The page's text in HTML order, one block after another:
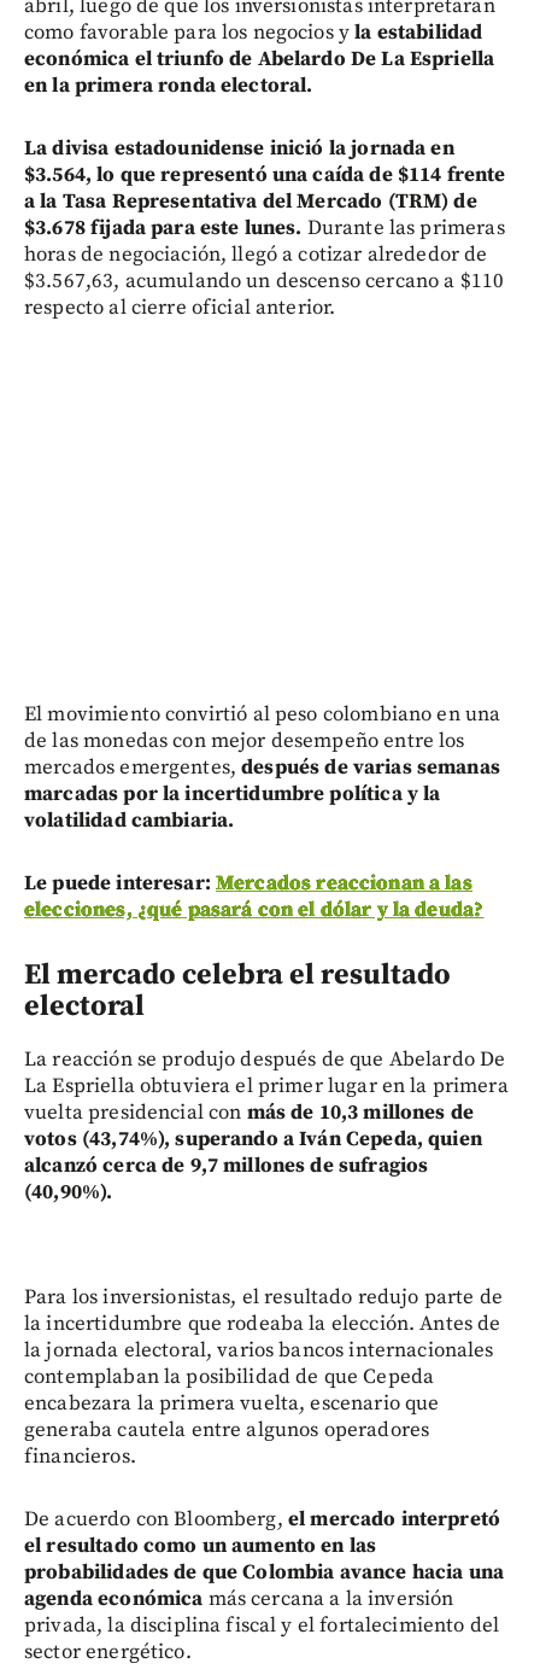
abril, luego de que los inversionistas interpretaran
como favorable para los negocios yla estabilidad
económica el triunfo de Abelardo De La Espriella
en la primera ronda electoral.
La divisa estadounidense inició la jornada en
$3.564, lo que representó una caída de $114 frente
a la Tasa Representativa del Mercado (TRM) de
$3.678 fijada para este lunes. Durante las primeras
horas de negociación, llegó a cotizar alrededor de
$3.567,63, acumulando un descenso cercano a $110
respecto al cierre oficial anterior.
El movimiento convirtió al peso colombiano en una
de las monedas con mejor desempeño entre los
mercados emergentes, después de varias semanas
marcadas por la incertidumbre política y la
volatilidad cambiaria.
Le puede interesar: Mercados reaccionan a las
elecciones, ¿qué pasará con el dólar y la deuda?
El mercado celebra el resultado
electoral
La reacción se produjo después de que Abelardo De
La Espriella obtuviera el primer lugar en la primera
vuelta presidencial con más de 10,3 millones de
votos (43,74%), superando a Iván Cepeda, quien
alcanzó cerca de 9,7 millones de sufragios
(40,90%).
Para los inversionistas, el resultado redujo parte de
la incertidumbre que rodeaba la elección. Antes de
la jornada electoral, varios bancos internacionales
contemplaban la posibilidad de que Cepeda
encabezara la primera vuelta, escenario que
generaba cautela entre algunos operadores
financieros.
De acuerdo con Bloomberg, el mercado interpretó
el resultado como un aumento en las
probabilidades de que Colombia avance hacia una
agenda económica más cercana a la inversión
privada, la disciplina fiscal y el fortalecimiento del
sector energético.